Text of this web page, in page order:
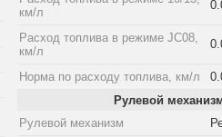
км/л
Расход топлива в режиме JC08,
км/л
Норма по расходу топлива, км/л
Рулевой
Рулевой механизм